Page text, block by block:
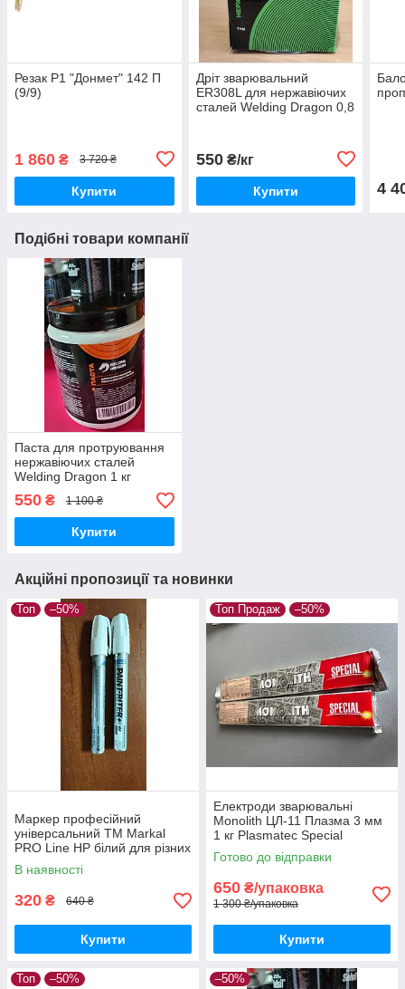
Резак Р1 "Донмет" 142 П
(9/9)
1 860 ₴ 3 720 ₴
Купити
Дріт зварювальний
ER308L для нержавіючих
сталей Welding Dragon 0,8
550₴/кг
Купити 4
Подібні товари компанії
Паста для протруювання
нержавіючих сталей
Welding Dragon 1 кг
550 ₴ 1 100 ₴
Купити
Акційні пропозиції та новинки
Топ –50%
Маркер професійний
універсальний ТМ Markal
PRO Line HP білий для різних
видів поверхонь
В наявності
320 ₴ 640 ₴
Купити
Топ Продаж –50%
Електроди зварювальні
Monolith ЦЛ-11 Плазма 3 мм
1 кг Plasmatec Special
Спеціальний
Готово до відправки
650 ₴/упаковка
1 300 ₴/упаковка
Купити
Топ –50% –50%